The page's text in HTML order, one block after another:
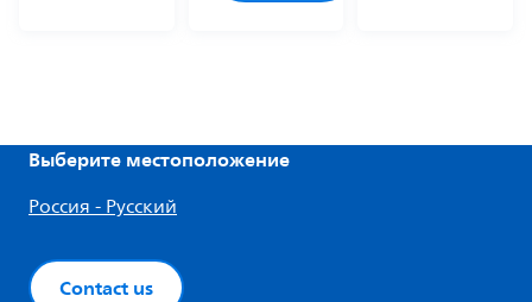
Выберите местоположение
Россия - Русский
Contact us